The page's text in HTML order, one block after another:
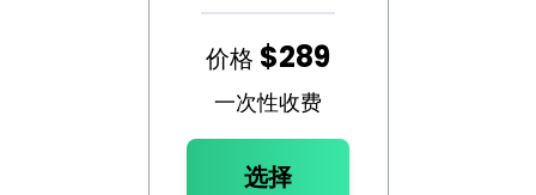
价格 $289
一次性收费
选择